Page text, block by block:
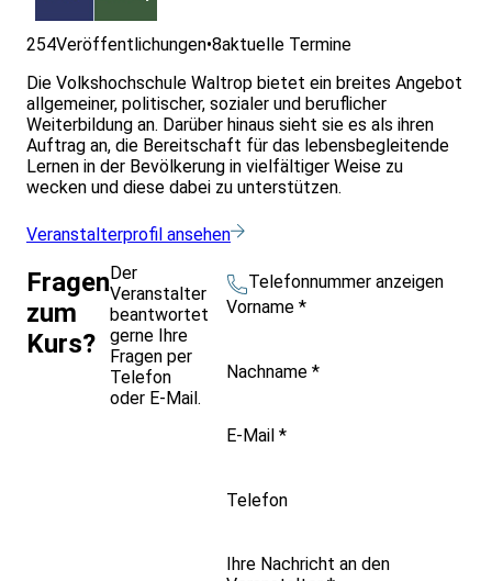
254Veröffentlichungen•8aktuelle Termine
Die Volkshochschule Waltrop bietet ein breites Angebot
allgemeiner, politischer, sozialer und beruflicher
Weiterbildung an. Darüber hinaus sieht sie es als ihren
Auftrag an, die Bereitschaft für das lebensbegleitende
Lernen in der Bevölkerung in vielfältiger Weise zu
wecken und diese dabei zu unterstützen.
Veranstalterprofil ansehen
Fragen
zum
Kurs?
Der
Veranstalter
beantwortet
gerne Ihre
Fragen per
Telefon
oder E-Mail.
Telefonnummer anzeigen
Vorname *
Nachname *
E-Mail *
Telefon
Ihre Nachricht an den